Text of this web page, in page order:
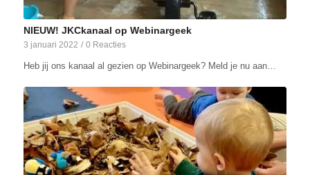
NIEUW! JKCkanaal op Webinargeek
3 januari 2022 / 0 Reacties
Heb jij ons kanaal al gezien op Webinargeek? Meld je nu aan…